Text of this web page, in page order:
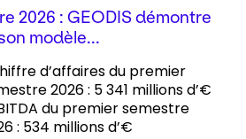
2026 : GEODIS démontre
modèle...
d’affaires du premier
2026 : 5 341 millions d’€
du premier semestre
: 534 millions d’€